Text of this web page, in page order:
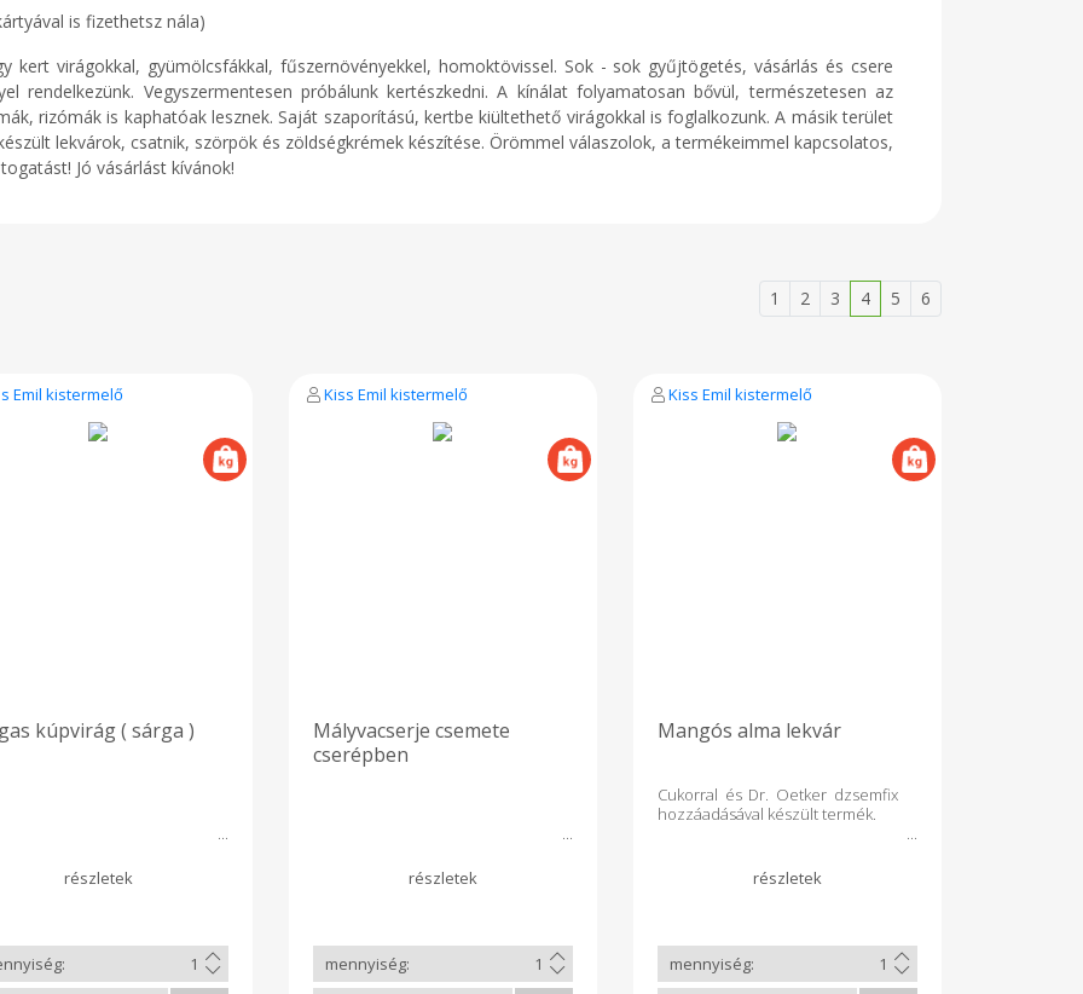
is fizethetsz nála)
kert virágokkal, gyümölcsfákkal, fűszernövényekkel, homoktövissel. Sok - sok gyűjtögetés, vásárlás és csere
rendelkezünk. Vegyszermentesen próbálunk kertészkedni. A kínálat folyamatosan bővül, természetesen az
rizómák is kaphatóak lesznek. Saját szaporítású, kertbe kiültethető virágokkal is foglalkozunk. A másik terület
lekvárok, csatnik, szörpök és zöldségkrémek készítése. Örömmel válaszolok, a termékeimmel kapcsolatos,
Jó vásárlást kívánok!
1 2 3 4 5 6
Emil kistermelő
kúpvirág ( sárga )
Kiss Emil kistermelő
Mályvacserje csemete
cserépben
Kiss Emil kistermelő
Mangós alma lekvár
Cukorral és Dr. Oetker dzsemfix
hozzáadásával készült termék.